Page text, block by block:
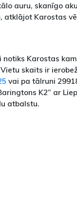
auru, skanīgo
atklājot Karostas
notiks Karostas
skaits ir
vai pa tālruni
K2” ar
atbalstu.